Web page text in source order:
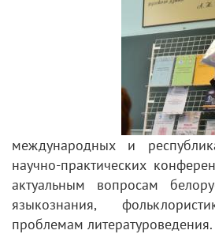
международных и
научно-практических
актуальным вопросам
языкознания,
проблемам литературоведения.